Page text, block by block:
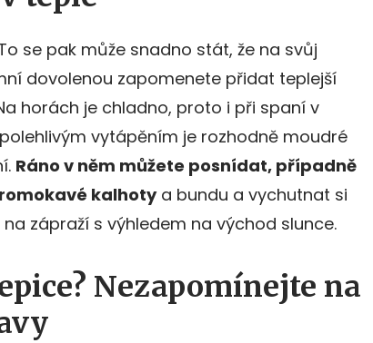
se pak může snadno stát, že na svůj
dovolenou zapomenete přidat teplejší
horách je chladno, proto i při spaní v
vytápěním je rozhodně moudré
Ráno v něm můžete posnídat, případně
kalhotya bundu a vychutnat si
zápraží s výhledem na východ slunce.
Nezapomínejte na